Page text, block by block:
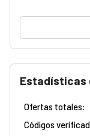
Estadísticas
Ofertas totales:
Códigos